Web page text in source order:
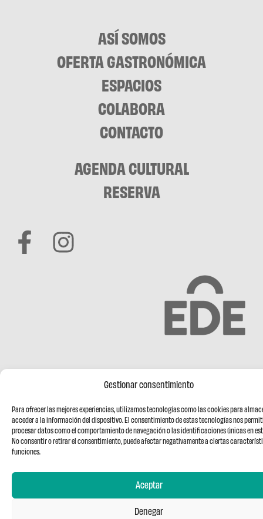
Gestionar consentimiento
Para ofrecer las mejores experiencias, utilizamos tecnologías como las cookies para
acceder a la información del dispositivo. El consentimiento de estas tecnologías nos
procesar datos como el comportamiento de navegación o las identificaciones únicas en
No consentir o retirar el consentimiento, puede afectar negativamente a ciertas
funciones.
Aceptar
Denegar
ASÍ SOMOS
OFERTA GASTRONÓMICA
ESPACIOS
COLABORA
CONTACTO
AGENDA CULTURAL
RESERVA
Política de cookies
© 2026 GURUZU